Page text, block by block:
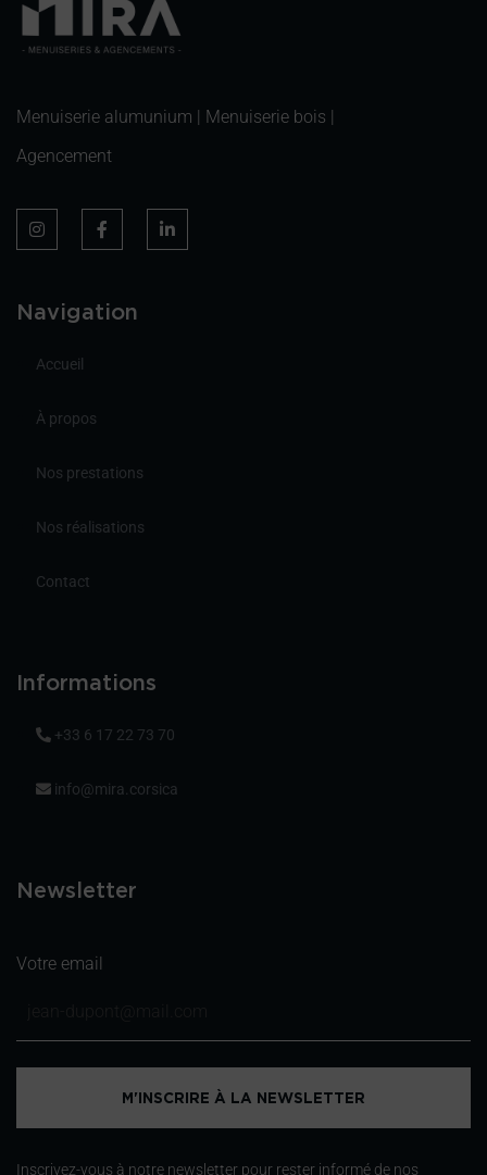
Menuiserie alumunium | Menuiserie bois |
Agencement
Navigation
Accueil
À propos
Nos prestations
Nos réalisations
Contact
Informations
+33 6 17 22 73 70
info@mira.corsica
Newsletter
Votre email
Inscrivez-vous à notre newsletter pour rester informé de nos